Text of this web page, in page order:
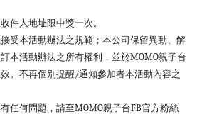
件人地址限中獎一次。
受本活動辦法之規範；本公司保留異動、解
本活動辦法之所有權利，並於MOMO親子台
。不再個別提醒/通知參加者本活動內容之
任何問題，請至MOMO親子台FB官方粉絲